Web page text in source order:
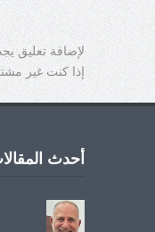
لإضافة تعليق
إذا كنت غير
أحدث